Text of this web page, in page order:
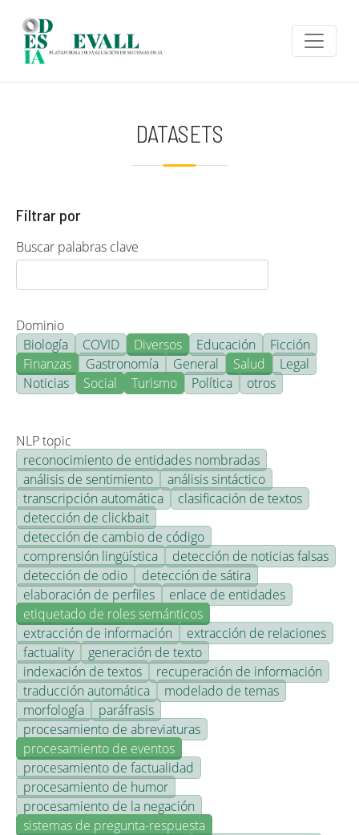
DATASETS
Filtrar por
Buscar palabras clave
Dominio
Biología
COVID Diversos Educación
Ficción
Finanzas
Gastronomía General Salud
Legal
Noticias
Social Turismo Política otros
NLP topic
reconocimiento de entidades nombradas
análisis de sentimiento
análisis sintáctico
transcripción automática
clasificación de textos
detección de clickbait
detección de cambio de código
comprensión lingüística
detección de noticias falsas
detección de odio
detección de sátira
elaboración de perfiles
enlace de entidades
etiquetado de roles semánticos
extracción de información
extracción de relaciones
factuality
generación de texto
indexación de textos
recuperación de información
traducción automática
modelado de temas
morfología
paráfrasis
procesamiento de abreviaturas
procesamiento de eventos
procesamiento de factualidad
procesamiento de humor
procesamiento de la negación
sistemas de pregunta-respuesta